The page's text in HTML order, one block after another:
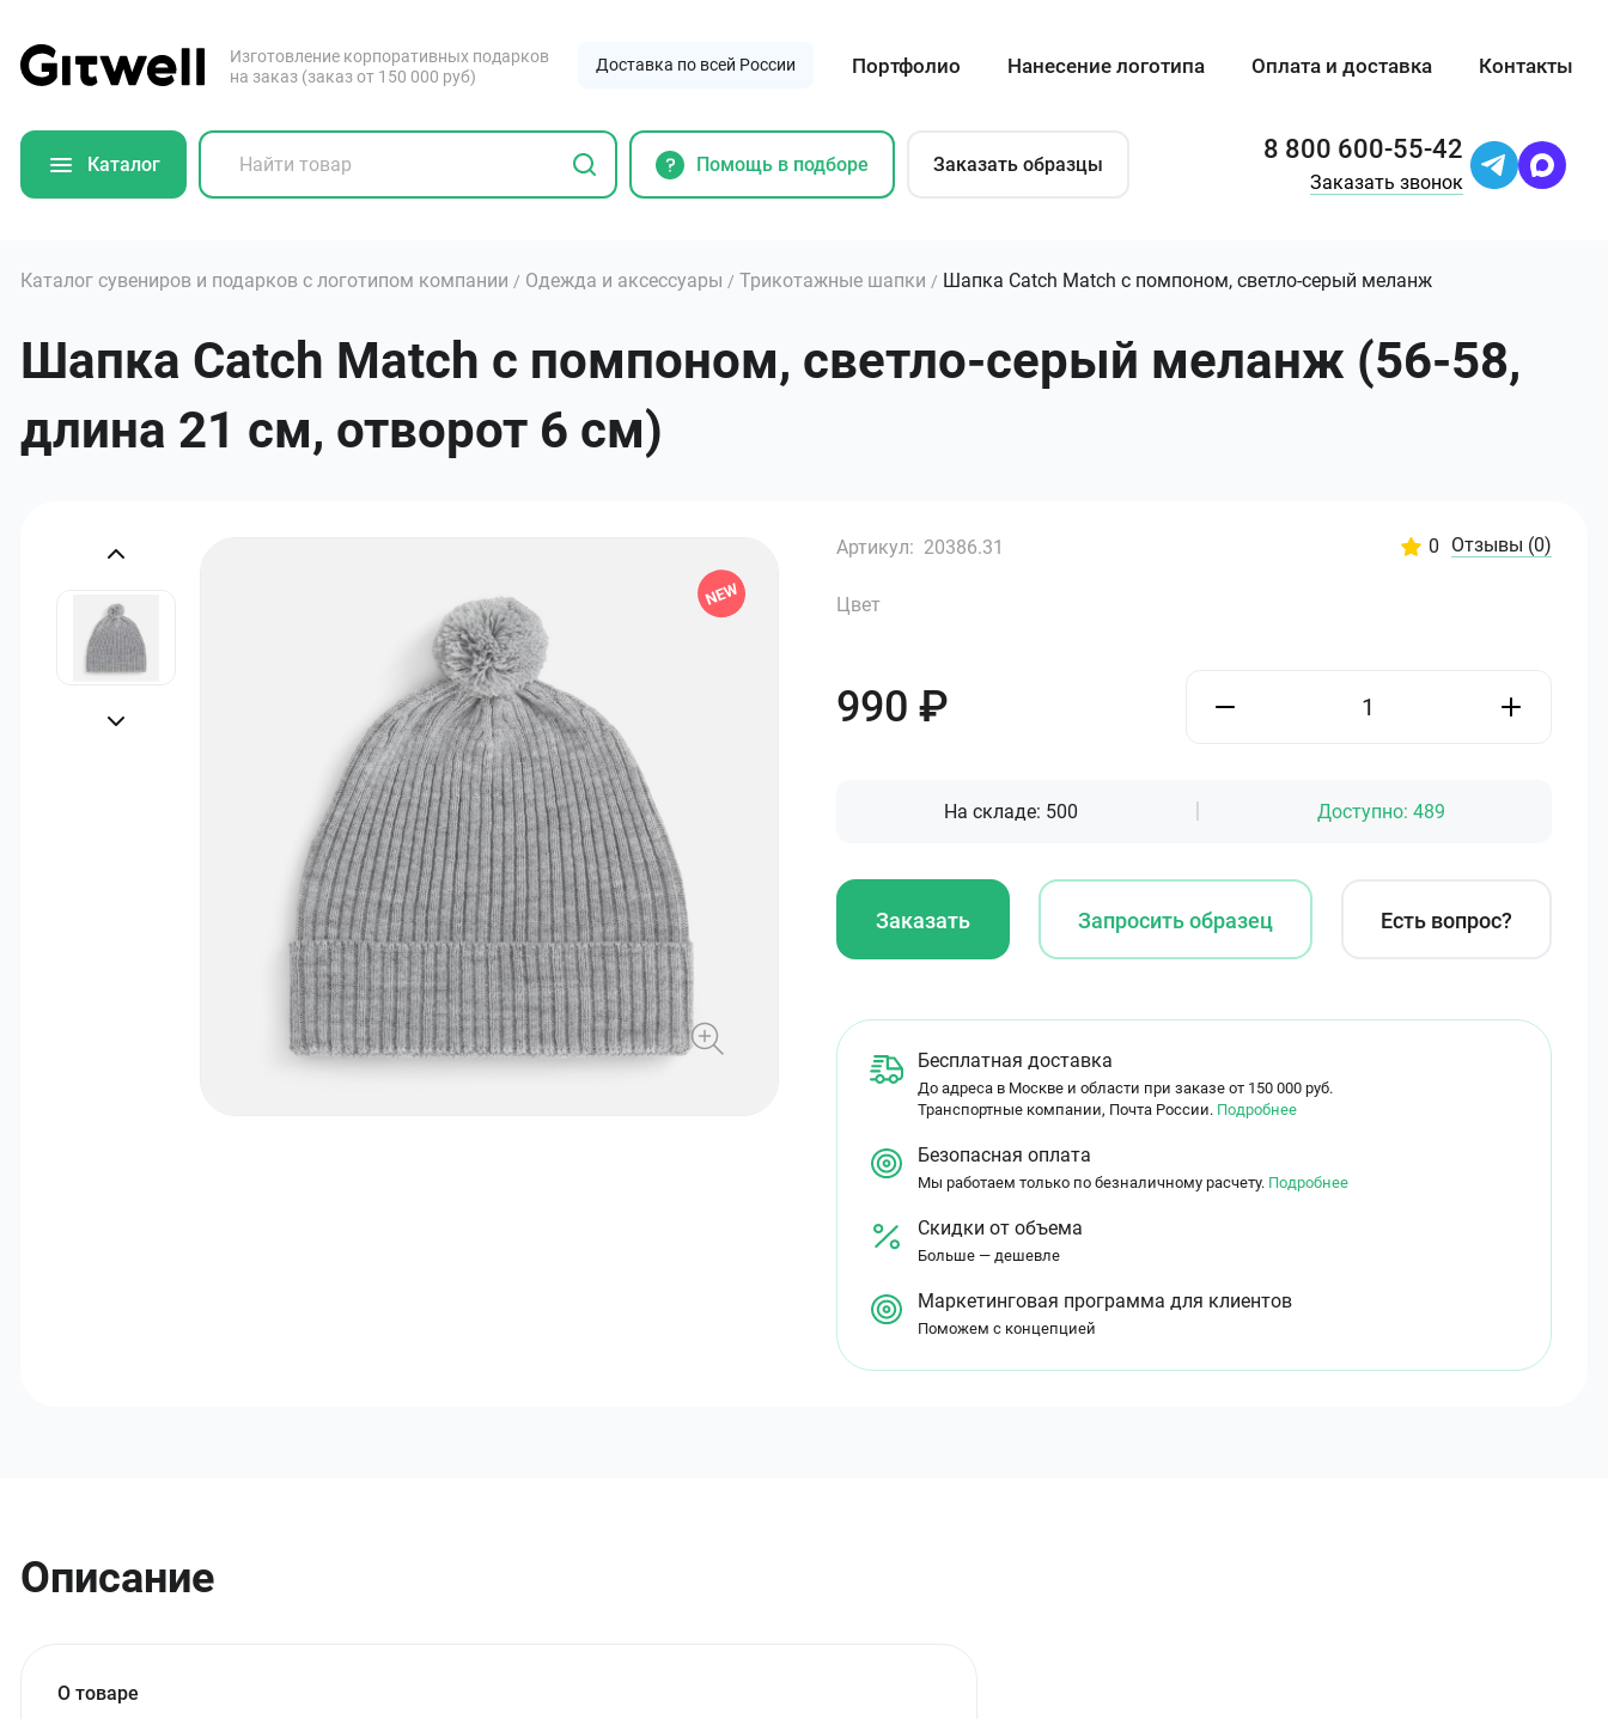
Изготовление корпоративных подарков
на заказ (заказ от 150 000 руб)
Доставка по всей России Портфолио Нанесение логотипа Оплата и доставка Контакты
Каталог Помощь в подборе Заказать образцы 8 800 600-55-42
Заказать звонок
Каталог сувениров и подарков с логотипом компании / Одежда и аксессуары / Трикотажные шапки / Шапка Catch Match с помпоном, светло-серый меланж
Шапка Catch Match с помпоном, светло-серый меланж (56-58,
длина 21 см, отворот 6 см)
Артикул: 20386.31 0 Отзывы (0)
Цвет
990 ₽
На складе: 500 Доступно: 489
Заказать Запросить образец Есть вопрос?
Бесплатная доставка
До адреса в Москве и области при заказе от 150 000 руб.
Транспортные компании, Почта России. Подробнее
Безопасная оплата
Мы работаем только по безналичному расчету. Подробнее
Скидки от объема
Больше — дешевле
Маркетинговая программа для клиентов
Поможем с концепцией
Описание
О товаре